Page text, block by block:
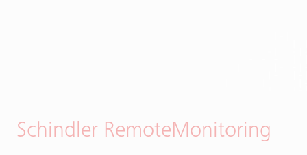
Schindler RemoteMonitoring